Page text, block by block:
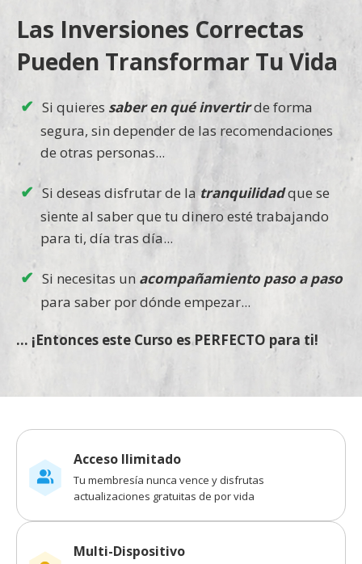
Las Inversiones Correctas
Pueden Transformar Tu Vida
Si quieres saber en qué invertirde forma
segura, sin depender de las recomendaciones
de otras personas...
Si deseas disfrutar de latranquilidadque se
siente al saber que tu dinero esté trabajando
para ti, día tras día...
Si necesitas un acompañamiento paso a paso
para saber por dónde empezar...
... ¡Entonces este Curso es PERFECTO para ti!
Acceso Ilimitado
Tu membresía nunca vence y disfrutas
actualizaciones gratuitas de por vida
Multi-Dispositivo